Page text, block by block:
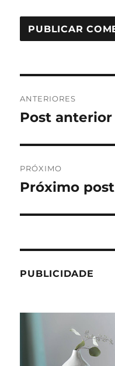
de
ANTERIORES
Post
Post anterior
PRÓXIMO
Próximo
Próximo post
PUBLICIDADE